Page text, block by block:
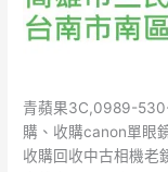
青蘋果3C,0989-
購、收購canon單眼
收購回收中古相機老